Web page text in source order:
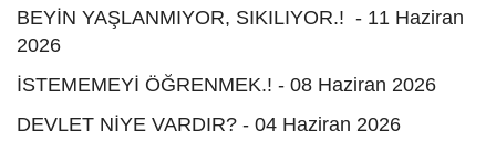
BEYİN YAŞLANMIYOR, SIKILIYOR.! - 11 Haziran
2026
İSTEMEMEYİ ÖĞRENMEK.! - 08 Haziran 2026
DEVLET NİYE VARDIR? - 04 Haziran 2026